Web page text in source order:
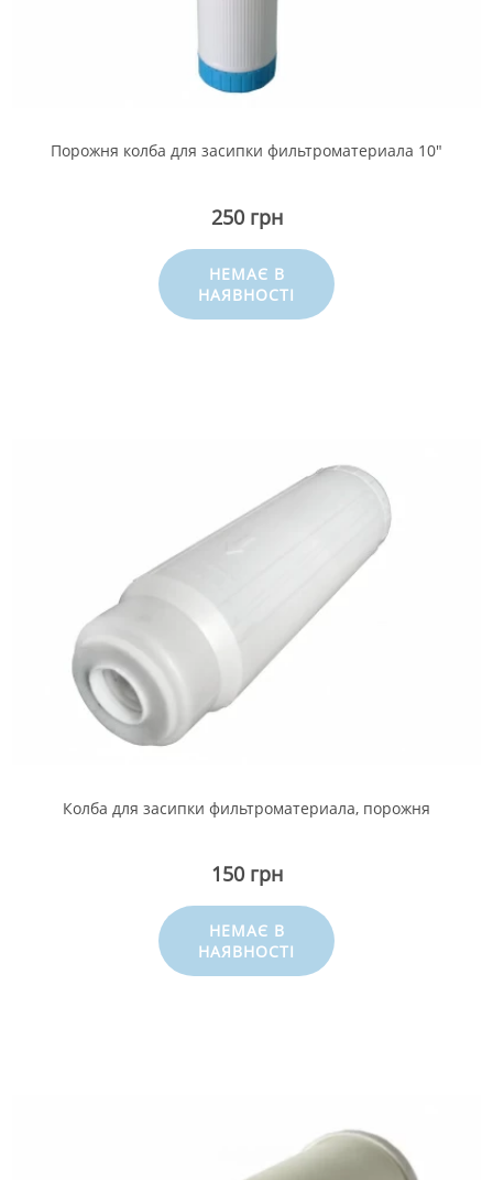
Порожня колба для засипки фильтроматериала 10"
250 грн
НЕМАЄ В
НАЯВНОСТІ
Колба для засипки фильтроматериала, порожня
150 грн
НЕМАЄ В
НАЯВНОСТІ